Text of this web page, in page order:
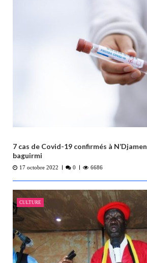
7 cas de Covid-19 confirmés à
baguirmi
17 octobre 2022 0 6686
CULTURE